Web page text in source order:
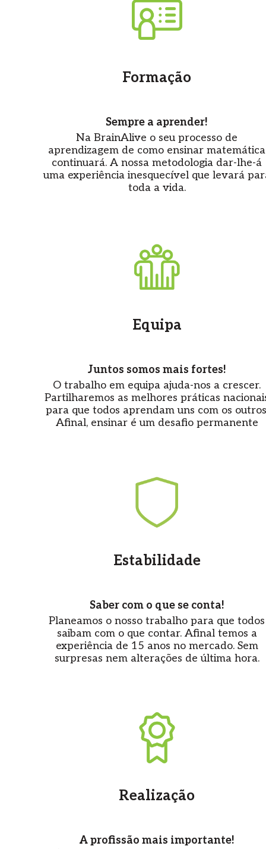
Formação
Sempre a aprender!
Na BrainAlive o seu processo de
aprendizagem de como ensinar matemática
continuará. A nossa metodologia dar-lhe-á
uma experiência inesquecível que levará
toda a vida.
Equipa
Juntos somos mais fortes!
O trabalho em equipa ajuda-nos a crescer.
Partilharemos as melhores práticas
para que todos aprendam uns com os
Afinal, ensinar é um desafio permanente
Estabilidade
Saber com o que se conta!
Planeamos o nosso trabalho para que todos
saibam com o que contar. Afinal temos a
experiência de 15 anos no mercado. Sem
surpresas nem alterações de última hora.
Realização
A profissão mais importante!